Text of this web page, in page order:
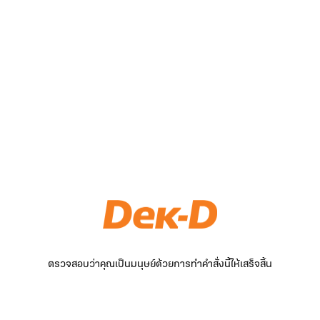
ตรวจสอบว่าคุณเป็นมนุษย์ด้วยการทำคำสั่งนี้ให้เสร็จสิ้น